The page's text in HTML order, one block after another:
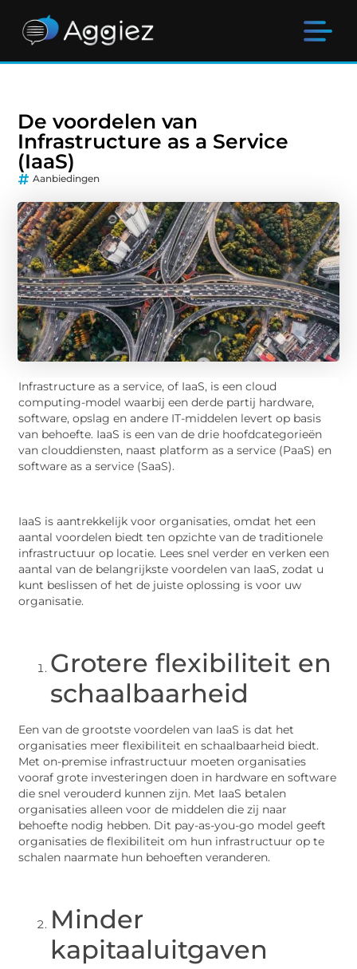
De voordelen van
Infrastructure as a Service
(IaaS)
Aanbiedingen
Infrastructure as a service, of IaaS, is een cloud
computing-model waarbij een derde partij hardware,
software, opslag en andere IT-middelen levert op basis
van behoefte. IaaS is een van de drie hoofdcategorieën
van clouddiensten, naast platform as a service (PaaS) en
software as a service (SaaS).
IaaS is aantrekkelijk voor organisaties, omdat het een
aantal voordelen biedt ten opzichte van de traditionele
infrastructuur op locatie. Lees snel verder en verken een
aantal van de belangrijkste voordelen van IaaS, zodat u
kunt beslissen of het de juiste oplossing is voor uw
organisatie.
Grotere flexibiliteit en
schaalbaarheid
Een van de grootste voordelen van IaaS is dat het
organisaties meer flexibiliteit en schaalbaarheid biedt.
Met on-premise infrastructuur moeten organisaties
vooraf grote investeringen doen in hardware en software
die snel verouderd kunnen zijn. Met IaaS betalen
organisaties alleen voor de middelen die zij naar
behoefte nodig hebben. Dit pay-as-you-go model geeft
organisaties de flexibiliteit om hun infrastructuur op te
schalen naarmate hun behoeften veranderen.
Minder
kapitaaluitgaven